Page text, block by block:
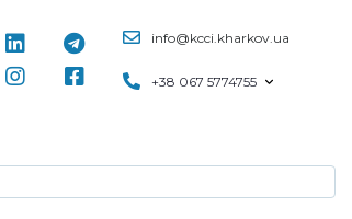
info@kcci.kharkov.ua
+38 067 5774755